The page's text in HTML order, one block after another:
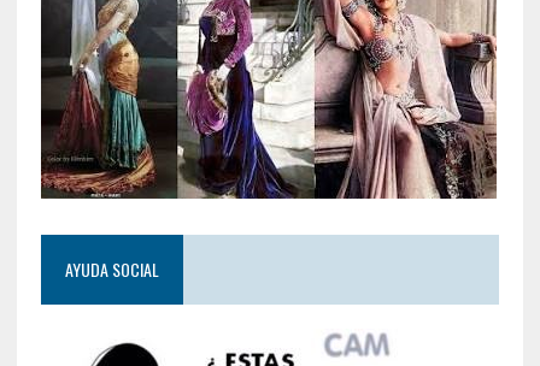
AYUDA SOCIAL